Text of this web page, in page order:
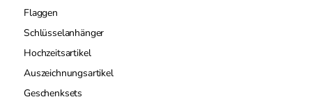
Flaggen
Schlüsselanhänger
Hochzeitsartikel
Auszeichnungsartikel
Geschenksets